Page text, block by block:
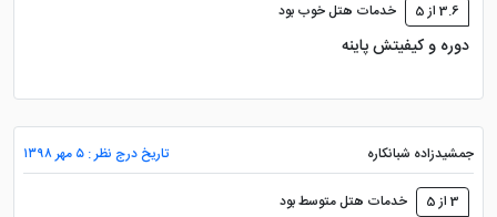
3.6 از 5 خدمات هتل خوب بود
دوره و کیفیتش پاینه
جمشيدزاده شبانكاره تاریخ درج نظر : ۵ مهر ۱۳۹۸
3 از 5 خدمات هتل متوسط بود